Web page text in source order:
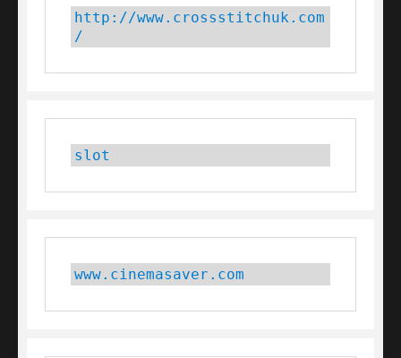
http://www.crossstitchuk.com
/
slot
www.cinemasaver.com